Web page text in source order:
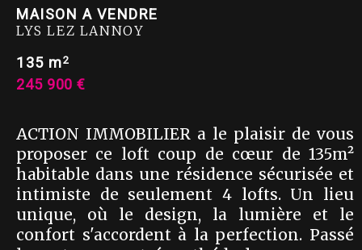
MAISON A VENDRE
LYS LEZ LANNOY
135 m2
245 900 €
ACTION IMMOBILIER a le plaisir de vous
proposer ce loft coup de cœur de 135m²
habitable dans une résidence sécurisée et
intimiste de seulement 4 lofts. Un lieu
unique, où le design, la lumière et le
confort s'accordent à la perfection. Passé